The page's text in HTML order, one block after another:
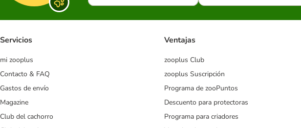
Servicios
mi zooplus
Contacto & FAQ
Gastos de envío
Magazine
Club del cachorro
Ventajas
zooplus Club
zooplus Suscripción
Programa de zooPuntos
Descuento para protectoras
Programa para criadores